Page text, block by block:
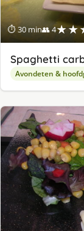
⏱ 30 min👥 4
Spaghetti
Avondeten &